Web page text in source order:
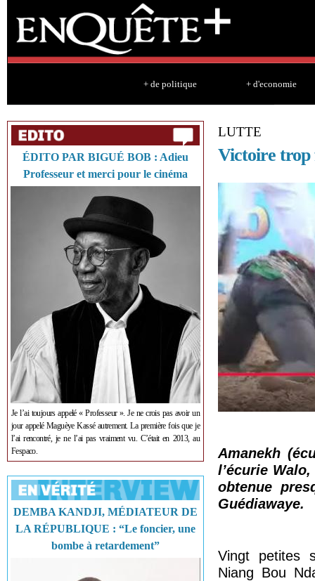
+ de politique + d'economie
ÉDITO PAR BIGUÉ BOB : Adieu
Professeur et merci pour le cinéma
Je l’ai toujours appelé « Professeur ». Je ne crois pas avoir un
jour appelé Maguèye Kassé autrement. La première fois que je
l’ai rencontré, je ne l’ai pas vraiment vu. C’était en 2013, au
Fespaco.
DEMBA KANDJI, MÉDIATEUR DE
LA RÉPUBLIQUE : “Le foncier, une
bombe à retardement”
LUTTE
Victoire trop
Amanekh
l’écurie
obtenue
Guédiawaye.
Vingt petites
Niang Bou